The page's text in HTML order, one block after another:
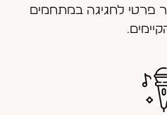
פרטי לחגיגה במתחמים